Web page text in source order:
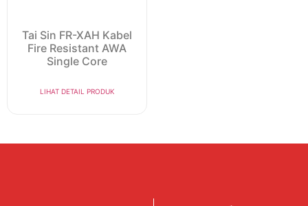
Tai Sin FR-XAH Kabel
Fire Resistant AWA
Single Core
LIHAT DETAIL PRODUK